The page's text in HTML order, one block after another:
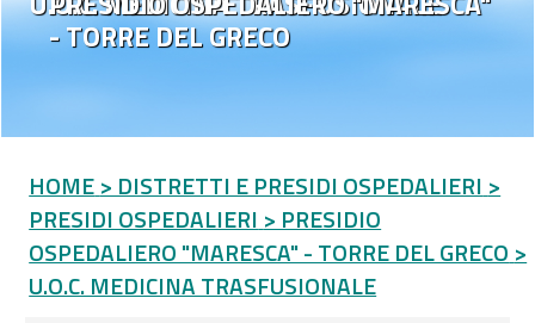
- TORRE DEL GRECO
HOME > DISTRETTI E PRESIDI OSPEDALIERI >
PRESIDI OSPEDALIERI > PRESIDIO
OSPEDALIERO "MARESCA" - TORRE DEL GRECO >
U.O.C. MEDICINA TRASFUSIONALE